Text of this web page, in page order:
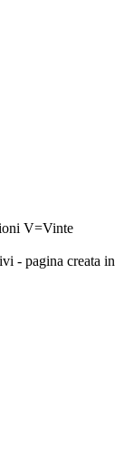
V=Vinte
- pagina creata in